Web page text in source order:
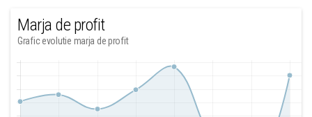
Marja de profit
Grafic evolutie marja de profit